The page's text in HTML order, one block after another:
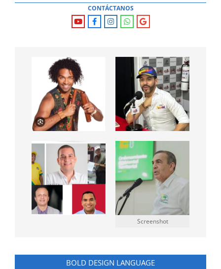
CONTÁCTANOS
Screenshot
BOLD DESIGN LANGUAGE